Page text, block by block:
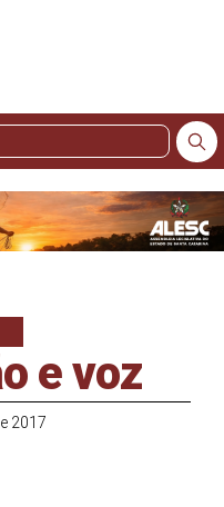
Pesquisar
Blog
e voz
2017